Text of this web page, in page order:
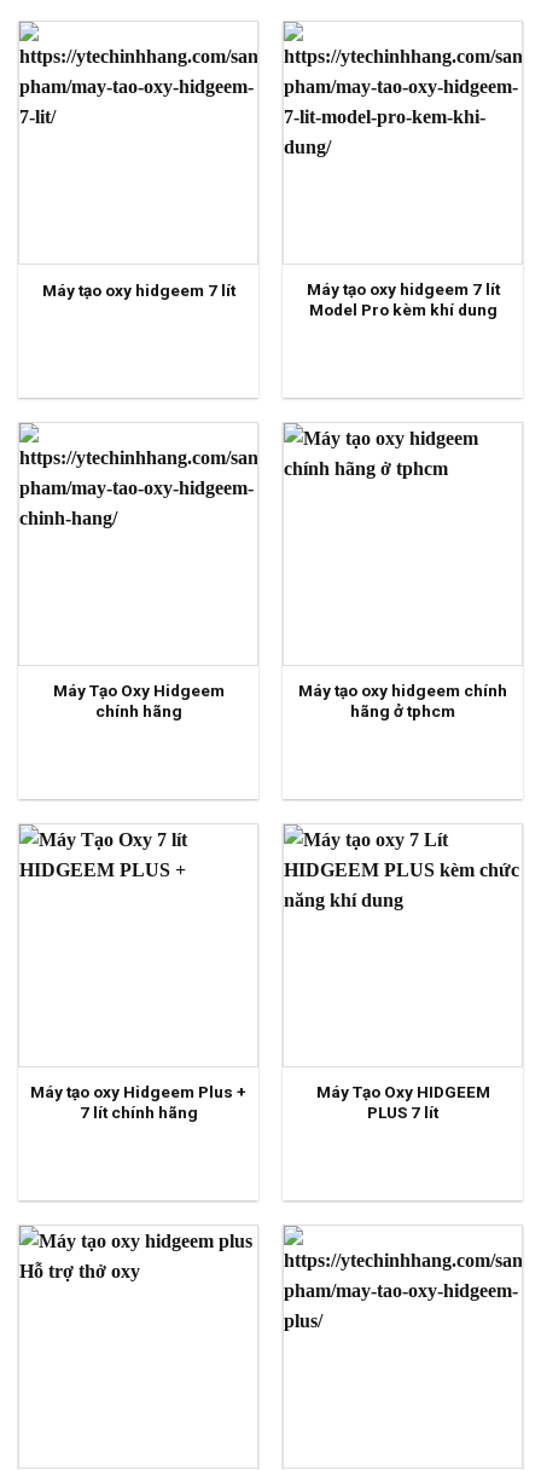
Máy tạo oxy hidgeem 7 lít
Máy tạo oxy hidgeem 7 lít
Model Pro kèm khí dung
Máy Tạo Oxy Hidgeem
chính hãng
Máy tạo oxy hidgeem chính
hãng ở tphcm
Máy tạo oxy Hidgeem Plus +
7 lít chính hãng
Máy Tạo Oxy HIDGEEM
PLUS 7 lít